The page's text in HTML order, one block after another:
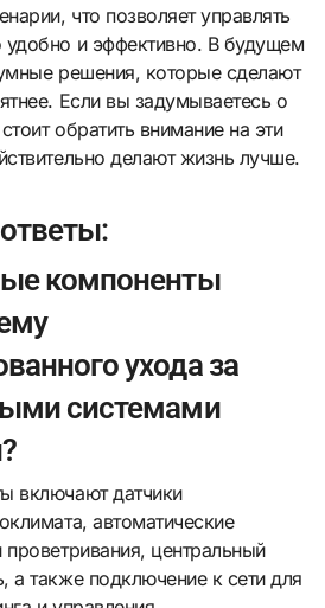
что позволяет управлять
и эффективно. В будущем
решения, которые сделают
Если вы задумываетесь о
обратить внимание на эти
делают жизнь лучше.
компоненты
ухода за
системами
включают датчики
автоматические
центральный
также подключение к сети для